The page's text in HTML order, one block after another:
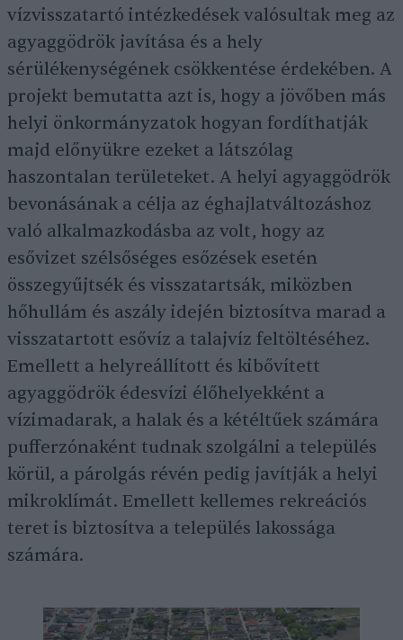
vízvisszatartó intézkedések valósultak meg az
agyaggödrök javítása és a hely
sérülékenységének csökkentése érdekében. A
projekt bemutatta azt is, hogy a jövőben más
helyi önkormányzatok hogyan fordíthatják
majd előnyükre ezeket a látszólag
haszontalan területeket. A helyi agyaggödrök
bevonásának a célja az éghajlatváltozáshoz
való alkalmazkodásba az volt, hogy az
esővizet szélsőséges esőzések esetén
összegyűjtsék és visszatartsák, miközben
hőhullám és aszály idején biztosítva marad a
visszatartott esővíz a talajvíz feltöltéséhez.
Emellett a helyreállított és kibővített
agyaggödrök édesvízi élőhelyekként a
vízimadarak, a halak és a kétéltűek számára
pufferzónaként tudnak szolgálni a település
körül, a párolgás révén pedig javítják a helyi
mikroklímát. Emellett kellemes rekreációs
teret is biztosítva a település lakossága
számára.